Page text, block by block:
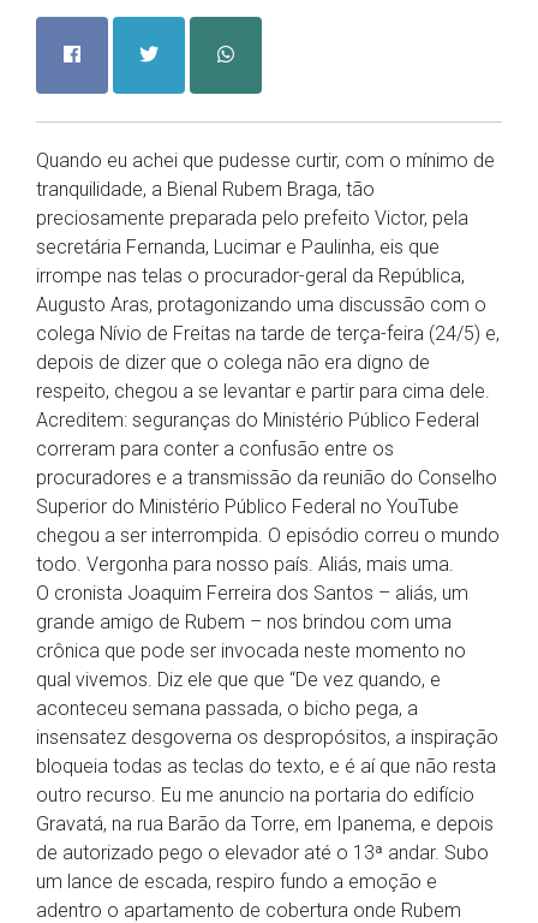
Quando eu achei que pudesse curtir, com o mínimo de
tranquilidade, a Bienal Rubem Braga, tão
preciosamente preparada pelo prefeito Victor, pela
secretária Fernanda, Lucimar e Paulinha, eis que
irrompe nas telas o procurador-geral da República,
Augusto Aras, protagonizando uma discussão com o
colega Nívio de Freitas na tarde de terça-feira (24/5) e,
depois de dizer que o colega não era digno de
respeito, chegou a se levantar e partir para cima dele.
Acreditem: seguranças do Ministério Público Federal
correram para conter a confusão entre os
procuradores e a transmissão da reunião do Conselho
Superior do Ministério Público Federal no YouTube
chegou a ser interrompida. O episódio correu o mundo
todo. Vergonha para nosso país. Aliás, mais uma.
O cronista Joaquim Ferreira dos Santos – aliás, um
grande amigo de Rubem – nos brindou com uma
crônica que pode ser invocada neste momento no
qual vivemos. Diz ele que que “De vez quando, e
aconteceu semana passada, o bicho pega, a
insensatez desgoverna os despropósitos, a inspiração
bloqueia todas as teclas do texto, e é aí que não resta
outro recurso. Eu me anuncio na portaria do edifício
Gravatá, na rua Barão da Torre, em Ipanema, e depois
de autorizado pego o elevador até o 13ª andar. Subo
um lance de escada, respiro fundo a emoção e
adentro o apartamento de cobertura onde Rubem